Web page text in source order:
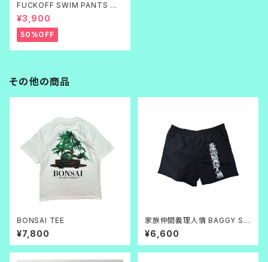
FUCKOFF SWIM PANTS 黒
刺繍
¥3,900
50%OFF
その他の商品
BONSAI TEE
¥7,800
家族仲間義理人情 BAGGY SH
ORTS
¥6,600